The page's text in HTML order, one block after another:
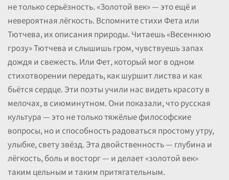
не только серьёзность. «Золотой век» — это ещё и
невероятная лёгкость. Вспомните стихи Фета или
Тютчева, их описания природы. Читаешь «Весеннюю
грозу» Тютчева и слышишь гром, чувствуешь запах
дождя и свежесть. Или Фет, который мог в одном
стихотворении передать, как шуршит листва и как
бьётся сердце. Эти поэты учили нас видеть красоту в
мелочах, в сиюминутном. Они показали, что русская
культура — это не только тяжёлые философские
вопросы, но и способность радоваться простому утру,
улыбке, свету звёзд. Эта двойственность — глубина и
лёгкость, боль и восторг — и делает «золотой век»
таким цельным и таким притягательным.